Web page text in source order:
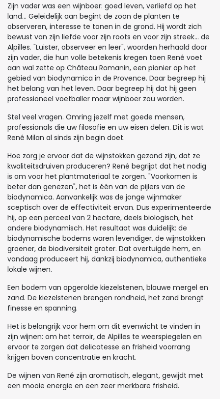
Zijn vader was een wijnboer: goed leven, verliefd op het
land... Geleidelijk aan begint de zoon de planten te
observeren, interesse te tonen in de grond. Hij wordt zich
bewust van zijn liefde voor zijn roots en voor zijn streek… de
Alpilles. "Luister, observeer en leer", woorden herhaald door
zijn vader, die hun volle betekenis kregen toen René voet
aan wal zette op Château Romanin, een pionier op het
gebied van biodynamica in de Provence. Daar begreep hij
het belang van het leven. Daar begreep hij dat hij geen
professioneel voetballer maar wijnboer zou worden.
Stel veel vragen. Omring jezelf met goede mensen,
professionals die uw filosofie en uw eisen delen. Dit is wat
René Milan al sinds zijn begin doet.
Hoe zorg je ervoor dat de wijnstokken gezond zijn, dat ze
kwaliteitsdruiven produceren? René begrijpt dat het nodig
is om voor het plantmateriaal te zorgen. "Voorkomen is
beter dan genezen", het is één van de pijlers van de
biodynamica. Aanvankelijk was de jonge wijnmaker
sceptisch over de effectiviteit ervan. Dus experimenteerde
hij, op een perceel van 2 hectare, deels biologisch, het
andere biodynamisch. Het resultaat was duidelijk: de
biodynamische bodems waren levendiger, de wijnstokken
groener, de biodiversiteit groter. Dat overtuigde hem, en
vandaag produceert hij, dankzij biodynamica, authentieke
lokale wijnen.
Een bodem van opgerolde kiezelstenen, blauwe mergel en
zand. De kiezelstenen brengen rondheid, het zand brengt
finesse en spanning.
Het is belangrijk voor hem om dit evenwicht te vinden in
zijn wijnen: om het terroir, de Alpilles te weerspiegelen en
ervoor te zorgen dat delicatesse en frisheid voorrang
krijgen boven concentratie en kracht.
De wijnen van René zijn aromatisch, elegant, gewijdt met
een mooie energie en een zeer merkbare frisheid.